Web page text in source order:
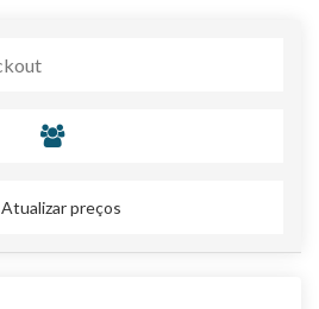
Atualizar preços